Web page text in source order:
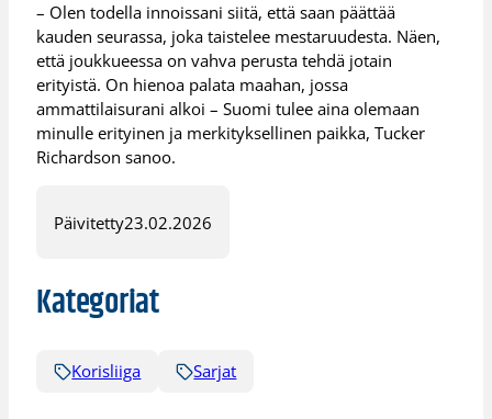
– Olen todella innoissani siitä, että saan päättää
kauden seurassa, joka taistelee mestaruudesta. Näen,
että joukkueessa on vahva perusta tehdä jotain
erityistä. On hienoa palata maahan, jossa
ammattilaisurani alkoi – Suomi tulee aina olemaan
minulle erityinen ja merkityksellinen paikka, Tucker
Richardson sanoo.
Päivitetty23.02.2026
Kategoriat
Korisliiga Sarjat